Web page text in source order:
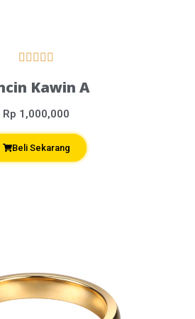
    
Kawin A
Rp 1,000,000
Beli Sekarang